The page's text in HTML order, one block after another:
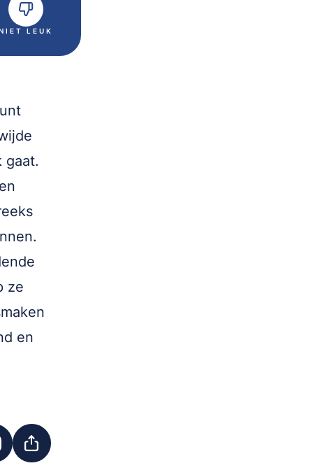
LEUK
gaat.
ze
en